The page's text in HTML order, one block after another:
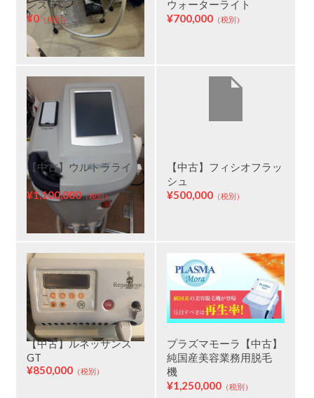
ンスGT
¥0 （税別）
ウォーターライト
¥700,000（税別）
【中古】ウルトラライ
ト
¥1,100,000（税別）
【中古】フィシオフラッ
シュ
¥500,000（税別）
【中古】ルネッサンス
GT
¥850,000 （税別）
プラズマモーラ【中古】
純国産美容業務用脱毛
機
¥1,250,000（税別）